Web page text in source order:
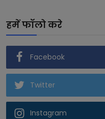
हमें फॉलो करे
Facebook
Twitter
Instagram